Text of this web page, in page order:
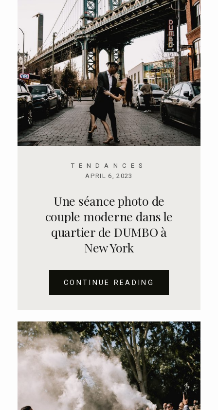
TENDANCES
APRIL 6, 2023
Une séance photo de
couple moderne dans le
quartier de DUMBO à
New York
CONTINUE READING